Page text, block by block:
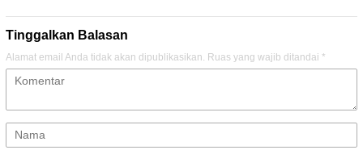
Tinggalkan Balasan
Alamat email Anda tidak akan dipublikasikan. Ruas yang wajib ditandai *